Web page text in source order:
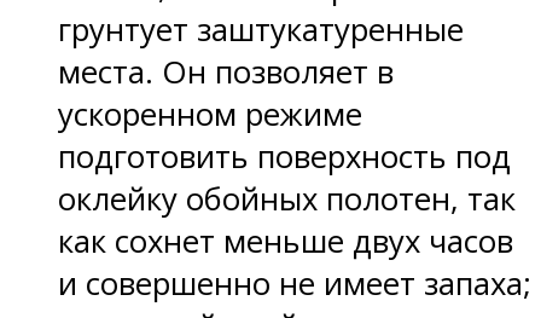
грунтует заштукатуренные
места. Он позволяет в
ускоренном режиме
подготовить поверхность под
оклейку обойных полотен, так
как сохнет меньше двух часов
и совершенно не имеет запаха;